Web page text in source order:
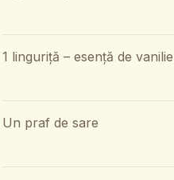
1 linguriță – esență de vanilie
Un praf de sare